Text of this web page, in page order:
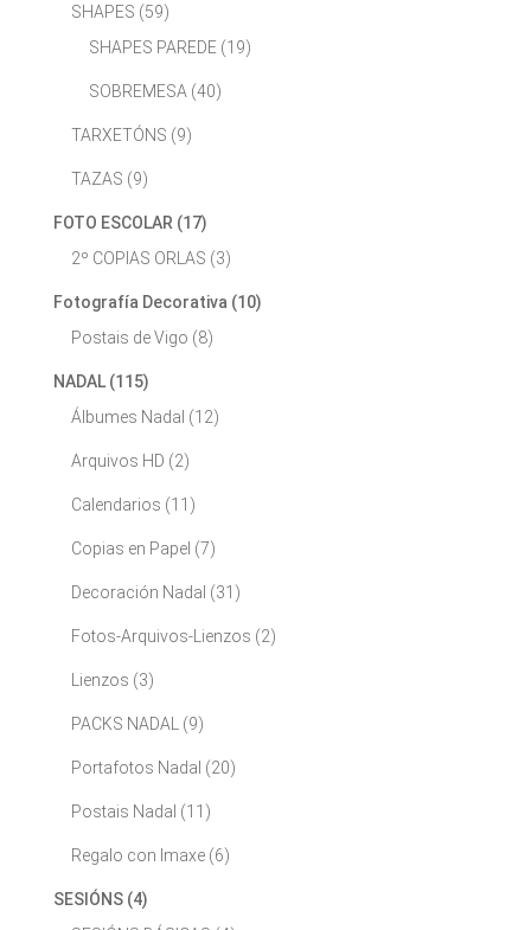
SHAPES (59)
SHAPES PAREDE (19)
SOBREMESA (40)
TARXETÓNS (9)
TAZAS (9)
FOTO ESCOLAR (17)
2º COPIAS ORLAS (3)
Fotografía Decorativa (10)
Postais de Vigo (8)
NADAL (115)
Álbumes Nadal (12)
Arquivos HD (2)
Calendarios (11)
Copias en Papel (7)
Decoración Nadal (31)
Fotos-Arquivos-Lienzos (2)
Lienzos (3)
PACKS NADAL (9)
Portafotos Nadal (20)
Postais Nadal (11)
Regalo con Imaxe (6)
SESIÓNS (4)